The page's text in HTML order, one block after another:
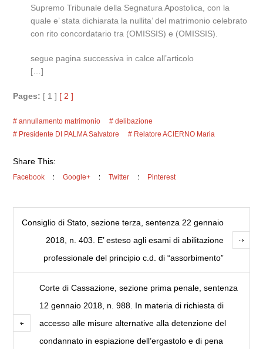
Supremo Tribunale della Segnatura Apostolica, con la
quale e’ stata dichiarata la nullita’ del matrimonio celebrato
con rito concordatario tra (OMISSIS) e (OMISSIS).
segue pagina successiva in calce all’articolo
[…]
Pages: [ 1 ] [ 2 ]
annullamento matrimonio
delibazione
Presidente DI PALMA Salvatore
Relatore ACIERNO Maria
Share This:
Facebook Google+ Twitter Pinterest
Consiglio di Stato, sezione terza, sentenza 22 gennaio
2018, n. 403. E’ esteso agli esami di abilitazione
professionale del principio c.d. di “assorbimento”
Corte di Cassazione, sezione prima penale, sentenza
12 gennaio 2018, n. 988. In materia di richiesta di
accesso alle misure alternative alla detenzione del
condannato in espiazione dell’ergastolo e di pena